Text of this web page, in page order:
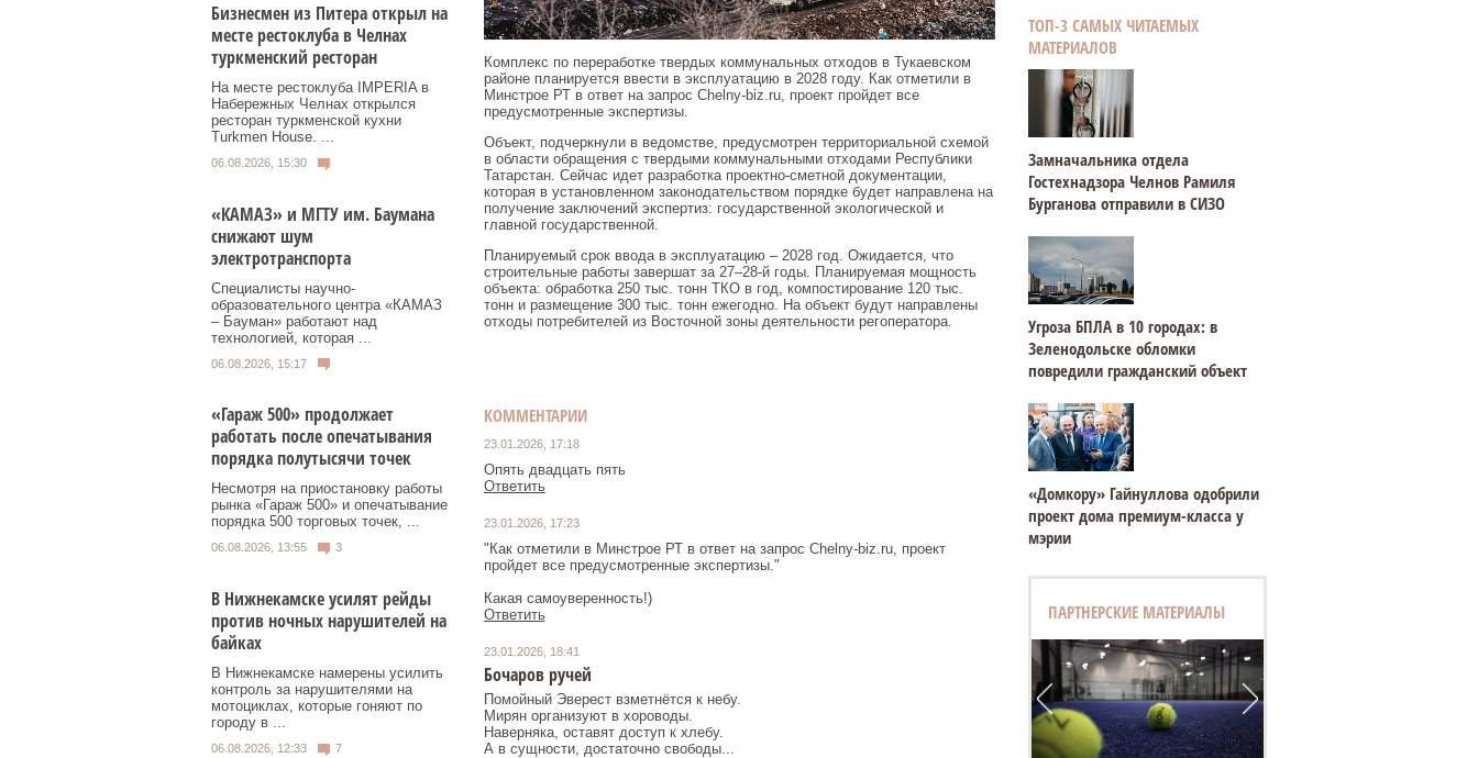
Бизнесмен из Питера открыл на
месте рестоклуба в Челнах
туркменский ресторан
На месте рестоклуба IMPERIA в
Набережных Челнах открылся
ресторан туркменской кухни
Turkmen House. ...
06.08.2026, 15:30
«КАМАЗ» и МГТУ им. Баумана
снижают шум
электротранспорта
Специалисты научно-
образовательного центра «КАМАЗ
– Бауман» работают над
технологией, которая ...
06.08.2026, 15:17
«Гараж 500» продолжает
работать после опечатывания
порядка полутысячи точек
Несмотря на приостановку работы
рынка «Гараж 500» и опечатывание
порядка 500 торговых точек, ...
06.08.2026, 13:55 3
В Нижнекамске усилят рейды
против ночных нарушителей на
байках
В Нижнекамске намерены усилить
контроль за нарушителями на
мотоциклах, которые гоняют по
городу в ...
06.08.2026, 12:33 7
Комплекс по переработке твердых коммунальных отходов в Тукаевском
районе планируется ввести в эксплуатацию в 2028 году. Как отметили в
Минстрое РТ в ответ на запрос Chelny-biz.ru, проект пройдет все
предусмотренные экспертизы.
Объект, подчеркнули в ведомстве, предусмотрен территориальной схемой
в области обращения с твердыми коммунальными отходами Республики
Татарстан. Сейчас идет разработка проектно-сметной документации,
которая в установленном законодательством порядке будет направлена на
получение заключений экспертиз: государственной экологической и
главной государственной.
Планируемый срок ввода в эксплуатацию – 2028 год. Ожидается, что
строительные работы завершат за 27–28-й годы. Планируемая мощность
объекта: обработка 250 тыс. тонн ТКО в год, компостирование 120 тыс.
тонн и размещение 300 тыс. тонн ежегодно. На объект будут направлены
отходы потребителей из Восточной зоны деятельности регоператора.
КОММЕНТАРИИ
23.01.2026, 17:18
Опять двадцать пять
Ответить
23.01.2026, 17:23
"Как отметили в Минстрое РТ в ответ на запрос Chelny-biz.ru, проект
пройдет все предусмотренные экспертизы."
Какая самоуверенность!)
Ответить
23.01.2026, 18:41
Бочаров ручей
Помойный Эверест взметнётся к небу.
Мирян организуют в хороводы.
Наверняка, оставят доступ к хлебу.
А в сущности, достаточно свободы...
ТОП-3 САМЫХ ЧИТАЕМЫХ
МАТЕРИАЛОВ
Замначальника отдела
Гостехнадзора Челнов Рамиля
Бурганова отправили в СИЗО
Угроза БПЛА в 10 городах: в
Зеленодольске обломки
повредили гражданский объект
«Домкору» Гайнуллова одобрили
проект дома премиум-класса у
мэрии
ПАРТНЕРСКИЕ МАТЕРИАЛЫ